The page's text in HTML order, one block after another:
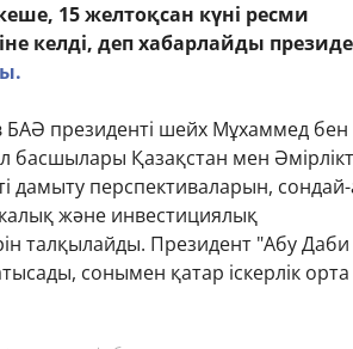
15 желтоқсан күні ресми
келді, деп хабарлайды
президенті шейх Мұхаммед бен
басшылары Қазақстан мен
дамыту перспективаларын,
және инвестициялық
талқылайды. Президент "Абу Даби
сонымен қатар іскерлік орта